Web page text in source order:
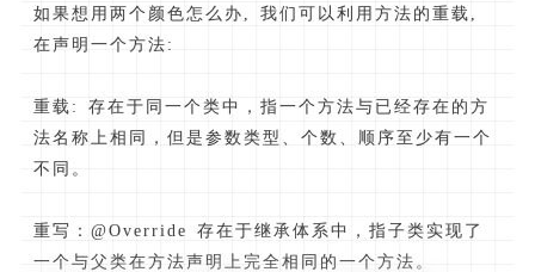
如果想用两个颜色怎么办, 我们可以利用方法的重载,
在声明一个方法:
重载: 存在于同一个类中，指一个方法与已经存在的方
法名称上相同，但是参数类型、个数、顺序至少有一个
不同。
重写：@Override 存在于继承体系中，指子类实现了
一个与父类在方法声明上完全相同的一个方法。